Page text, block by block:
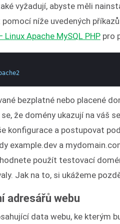
vyžadují, abyste měli
níže uvedených
Apache MySQL PHP pro
bezplatné nebo placené
že domény ukazují na váš
konfigurace a postupovat
example.dev a
použít testovací
Jak na to, si ukážeme
adresářů webu
data webu, ke kterým